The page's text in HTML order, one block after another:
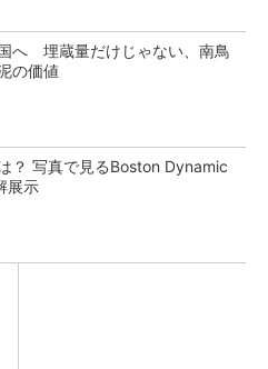
へ 埋蔵量だけじゃない、南鳥
の価値
？ 写真で見るBoston Dynamic
展示